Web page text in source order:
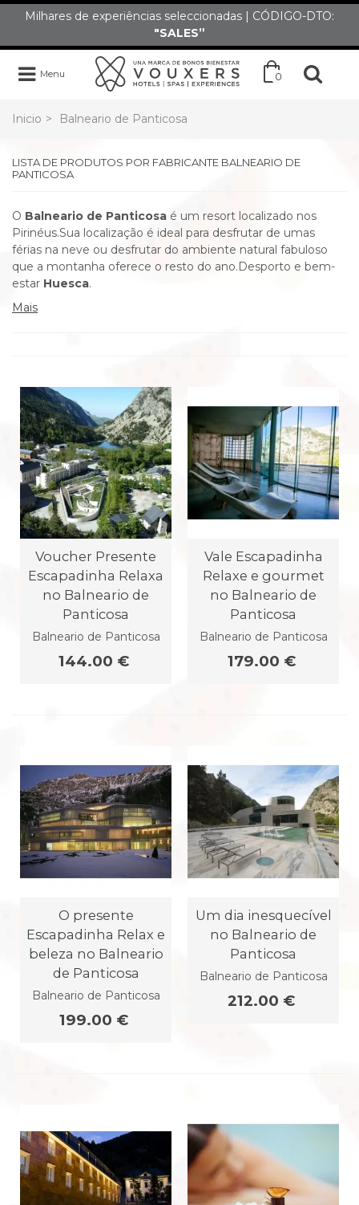
Milhares de experiências seleccionadas | CÓDIGO-DTO:
"SALES”
Menu 0
Inicio > Balneario de Panticosa
LISTA DE PRODUTOS POR FABRICANTE BALNEARIO DE
PANTICOSA
O Balneario de Panticosa é um resort localizado nos
Pirinéus.Sua localização é ideal para desfrutar de umas
férias na neve ou desfrutar do ambiente natural fabuloso
que a montanha oferece o resto do ano.Desporto e bem-
estar Huesca.
Mais
Voucher Presente
Escapadinha Relaxa
no Balneario de
Panticosa
Balneario de Panticosa
144.00 €
Vale Escapadinha
Relaxe e gourmet
no Balneario de
Panticosa
Balneario de Panticosa
179.00 €
O presente
Escapadinha Relax e
beleza no Balneario
de Panticosa
Balneario de Panticosa
199.00 €
Um dia inesquecível
no Balneario de
Panticosa
Balneario de Panticosa
212.00 €